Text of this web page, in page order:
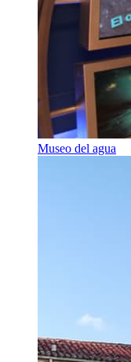
Museo del agua